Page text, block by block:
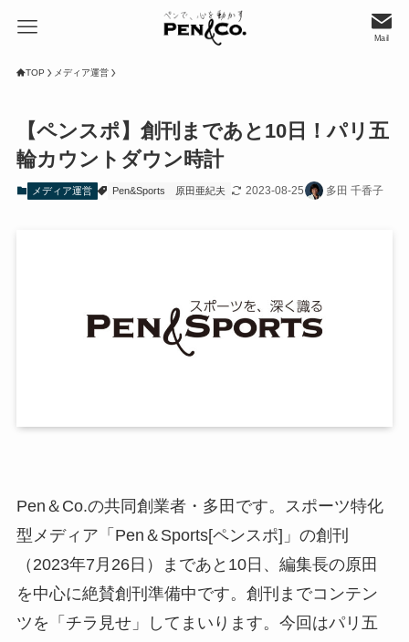
Mail
TOP メディア運営
【ペンスポ】創刊まであと10日！パリ五
輪カウントダウン時計
メディア運営 Pen&Sports 原田亜紀夫 2023-08-25 多田 千香子
Pen＆Co.の共同創業者・多田です。スポーツ特化
型メディア「Pen＆Sports[ペンスポ]」の創刊
（2023年7月26日）まであと10日、編集長の原田
を中心に絶賛創刊準備中です。創刊までコンテン
ツを「チラ見せ」してまいります。今回はパリ五